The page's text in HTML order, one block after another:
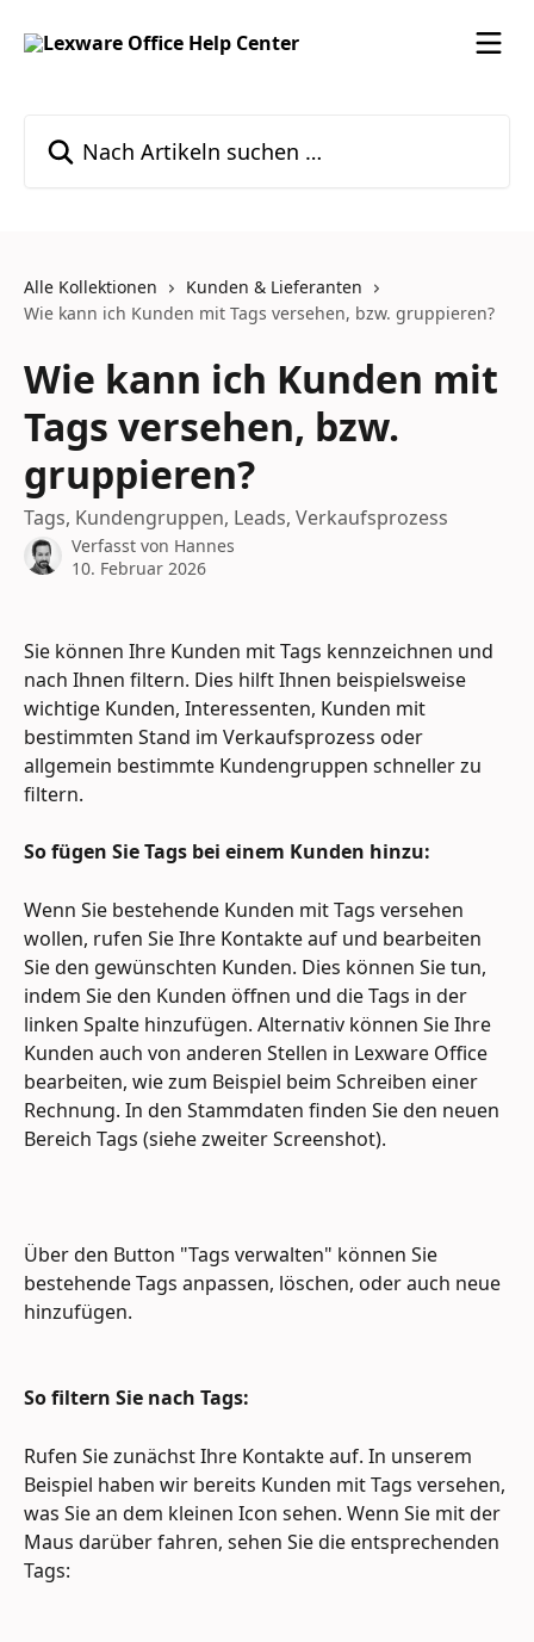
Alle Kollektionen
Kunden & Lieferanten
Wie kann ich Kunden mit Tags versehen, bzw. gruppieren?
Wie kann ich Kunden mit
Tags versehen, bzw.
gruppieren?
Tags, Kundengruppen, Leads, Verkaufsprozess
Verfasst von Hannes
10. Februar 2026
Sie können Ihre Kunden mit Tags kennzeichnen und
nach Ihnen filtern. Dies hilft Ihnen beispielsweise
wichtige Kunden, Interessenten, Kunden mit
bestimmten Stand im Verkaufsprozess oder
allgemein bestimmte Kundengruppen schneller zu
filtern.
So fügen Sie Tags bei einem Kunden hinzu:
Wenn Sie bestehende Kunden mit Tags versehen
wollen, rufen Sie Ihre Kontakte auf und bearbeiten
Sie den gewünschten Kunden. Dies können Sie tun,
indem Sie den Kunden öffnen und die Tags in der
linken Spalte hinzufügen. Alternativ können Sie Ihre
Kunden auch von anderen Stellen in Lexware Office
bearbeiten, wie zum Beispiel beim Schreiben einer
Rechnung. In den Stammdaten finden Sie den neuen
Bereich Tags (siehe zweiter Screenshot).
Über den Button "Tags verwalten" können Sie
bestehende Tags anpassen, löschen, oder auch neue
hinzufügen.
So filtern Sie nach Tags:
Rufen Sie zunächst Ihre Kontakte auf. In unserem
Beispiel haben wir bereits Kunden mit Tags versehen,
was Sie an dem kleinen Icon sehen. Wenn Sie mit der
Maus darüber fahren, sehen Sie die entsprechenden
Tags: